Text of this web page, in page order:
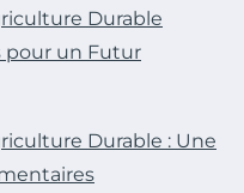
Durable
pour un Futur
Durable : Une